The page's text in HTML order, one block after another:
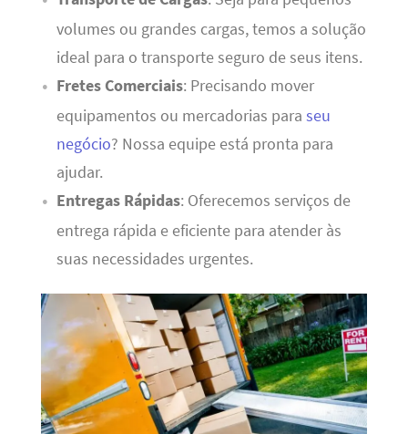
volumes ou grandes cargas, temos a solução
ideal para o transporte seguro de seus itens.
Fretes Comerciais: Precisando mover
equipamentos ou mercadorias para seu
negócio? Nossa equipe está pronta para
ajudar.
Entregas Rápidas: Oferecemos serviços de
entrega rápida e eficiente para atender às
suas necessidades urgentes.